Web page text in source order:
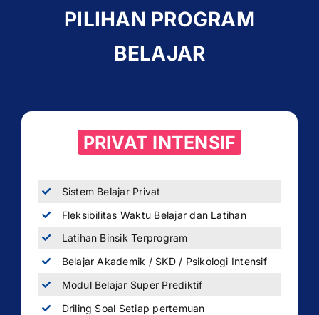
PILIHAN PROGRAM
BELAJAR
PRIVAT INTENSIF
Sistem Belajar Privat
Fleksibilitas Waktu Belajar dan Latihan
Latihan Binsik Terprogram
Belajar Akademik / SKD / Psikologi Intensif
Modul Belajar Super Prediktif
Driling Soal Setiap pertemuan